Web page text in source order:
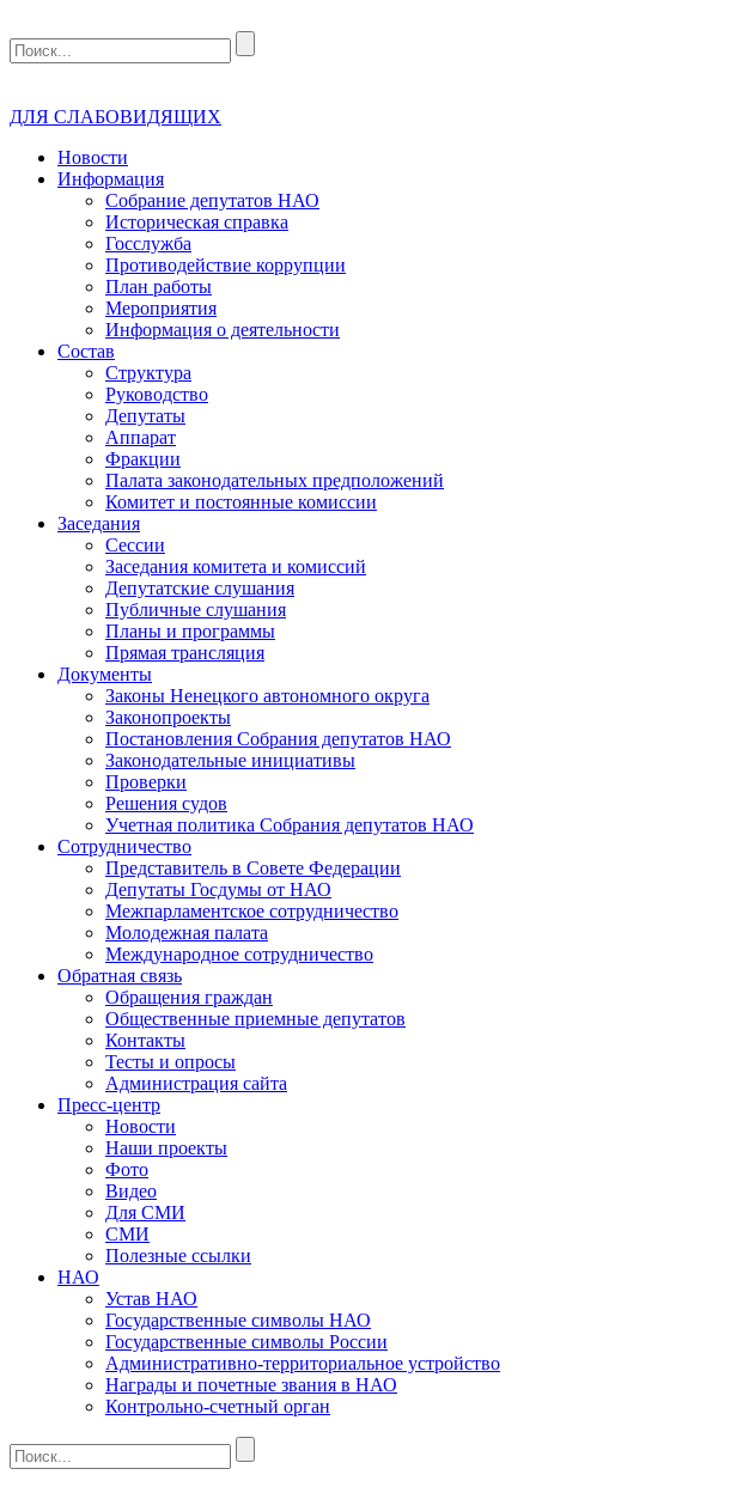
ДЛЯ СЛАБОВИДЯЩИХ
Новости
Информация
Собрание депутатов НАО
Историческая справка
Госслужба
Противодействие коррупции
План работы
Мероприятия
Информация о деятельности
Состав
Структура
Руководство
Депутаты
Аппарат
Фракции
Палата законодательных предположений
Комитет и постоянные комиссии
Заседания
Сессии
Заседания комитета и комиссий
Депутатские слушания
Публичные слушания
Планы и программы
Прямая трансляция
Документы
Законы Ненецкого автономного округа
Законопроекты
Постановления Собрания депутатов НАО
Законодательные инициативы
Проверки
Решения судов
Учетная политика Собрания депутатов НАО
Сотрудничество
Представитель в Совете Федерации
Депутаты Госдумы от НАО
Межпарламентское сотрудничество
Молодежная палата
Международное сотрудничество
Обратная cвязь
Обращения граждан
Общественные приемные депутатов
Контакты
Тесты и опросы
Администрация сайта
Пресс-центр
Новости
Наши проекты
Фото
Видео
Для СМИ
СМИ
Полезные ссылки
НАО
Устав НАО
Государственные символы НАО
Государственные символы России
Административно-территориальное устройство
Награды и почетные звания в НАО
Контрольно-счетный орган